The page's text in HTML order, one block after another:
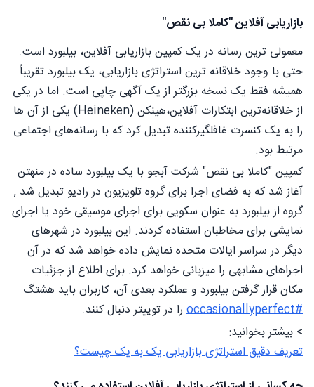
بازاریابی آفلاین "کاملا بی نقص"
معمولی ترین رسانه در یک کمپین بازاریابی آفلاین، بیلبورد است.
حتی با وجود خلاقانه ترین استراتژی بازاریابی، یک بیلبورد تقریباً
همیشه فقط یک نسخه بزرگتر از یک آگهی چاپی است. اما در یکی
از خلاقانه‌ترین ابتکارات آفلاین،هینکن (Heineken) یکی از آن ها
را به یک کنسرت غافلگیرکننده تبدیل کرد که با رسانه‌های اجتماعی
مرتبط بود.
کمپین "کاملا بی نقص" شرکت آبجو با یک بیلبورد ساده در منهتن
آغاز شد که به فضای اجرا برای گروه تلویزیون در رادیو تبدیل شد ,
گروه از بیلبورد به عنوان سکویی برای اجرای موسیقی خود یا اجرای
نمایشی برای مخاطبان استفاده کردند. این بیلبورد در شهرهای
دیگر در سراسر ایالات متحده نمایش داده خواهد شد که در آن
اجراهای مشابهی را میزبانی خواهد کرد. برای اطلاع از جزئیات
مکان قرار گرفتن بیلبورد و عملکرد بعدی آن، کاربران باید هشتگ
#occasionallyperfect
را در توییتر دنبال کنند.
> بیشتر بخوانید:
تعریف دقیق استراتژی بازاریابی یک به یک چیست؟